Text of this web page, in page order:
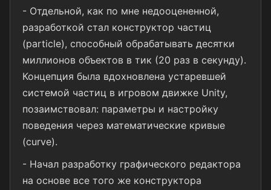
- Отдельной, как по мне недооцененной,
разработкой стал конструктор частиц
(particle), способный обрабатывать десятки
миллионов объектов в тик (20 раз в секунду).
Концепция была вдохновлена устаревшей
системой частиц в игровом движке Unity,
позаимствовал: параметры и настройку
поведения через математические кривые
(curve).
- Начал разработку графического редактора
на основе все того же конструктора